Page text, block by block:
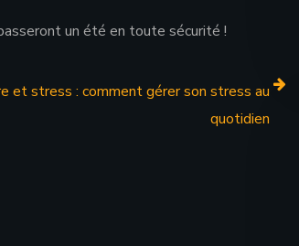
un été en toute sécurité !
et stress : comment gérer son stress au
quotidien